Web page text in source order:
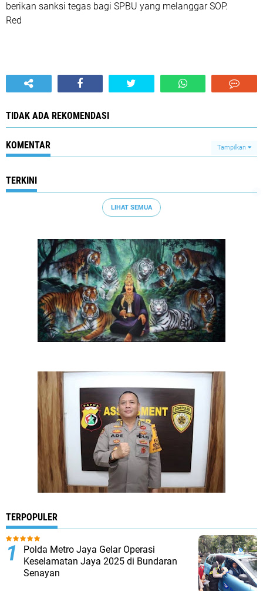
berikan sanksi tegas bagi SPBU yang melanggar SOP.
Red
TIDAK ADA REKOMENDASI
KOMENTAR Tampilkan
TERKINI
LIHAT SEMUA
TERPOPULER
Polda Metro Jaya Gelar Operasi
Keselamatan Jaya 2025 di Bundaran
Senayan